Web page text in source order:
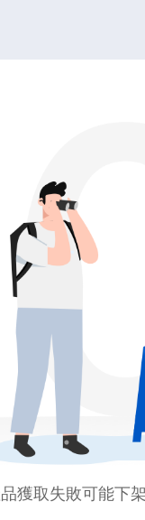
獲取失敗可能下